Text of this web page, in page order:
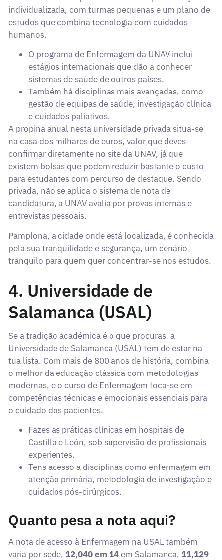
individualizada, com turmas pequenas e um plano de
estudos que combina tecnologia com cuidados
humanos.
O programa de Enfermagem da UNAV inclui
estágios internacionais que dão a conhecer
sistemas de saúde de outros países.
Também há disciplinas mais avançadas, como
gestão de equipas de saúde, investigação clínica
e cuidados paliativos.
A propina anual nesta universidade privada situa-se
na casa dos milhares de euros, valor que deves
confirmar diretamente no site da UNAV, já que
existem bolsas que podem reduzir bastante o custo
para estudantes com percurso de destaque. Sendo
privada, não se aplica o sistema de nota de
candidatura, a UNAV avalia por provas internas e
entrevistas pessoais.
Pamplona, a cidade onde está localizada, é conhecida
pela sua tranquilidade e segurança, um cenário
tranquilo para quem quer concentrar-se nos estudos.
4. Universidade de
Salamanca (USAL)
Se a tradição académica é o que procuras, a
Universidade de Salamanca (USAL) tem de estar na
tua lista. Com mais de 800 anos de história, combina
o melhor da educação clássica com metodologias
modernas, e o curso de Enfermagem foca-se em
competências técnicas e emocionais essenciais para
o cuidado dos pacientes.
Fazes as práticas clínicas em hospitais de
Castilla e León, sob supervisão de profissionais
experientes.
Tens acesso a disciplinas como enfermagem em
atenção primária, metodologia de investigação e
cuidados pós-cirúrgicos.
Quanto pesa a nota aqui?
A nota de acesso à Enfermagem na USAL também
varia por sede, 12,040 em 14em Salamanca, 11,129